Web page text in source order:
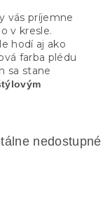
nedostupné
vás príjemne
v kresle.
hodí aj ako
farba plédu
sa stane